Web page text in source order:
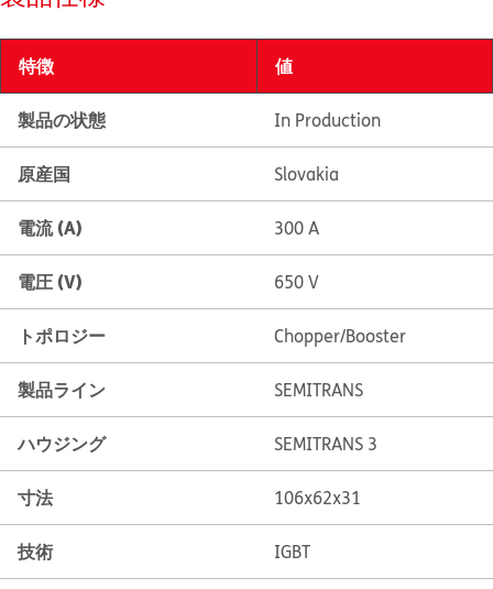
特徴 値
製品の状態 In Production
原産国 Slovakia
電流 (A) 300 A
電圧 (V) 650 V
トポロジー Chopper/Booster
製品ライン SEMITRANS
ハウジング SEMITRANS 3
寸法 106x62x31
技術 IGBT